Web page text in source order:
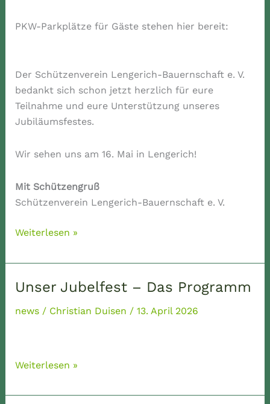
PKW-Parkplätze für Gäste stehen hier bereit:
Der Schützenverein Lengerich-Bauernschaft e. V.
bedankt sich schon jetzt herzlich für eure
Teilnahme und eure Unterstützung unseres
Jubiläumsfestes.
Wir sehen uns am 16. Mai in Lengerich!
Mit Schützengruß
Schützenverein Lengerich-Bauernschaft e. V.
Wichtige
zum
am
16.
Weiterlesen »
Unser Jubelfest – Das Programm
news/ Christian Duisen / 13. April 2026
Unser
–
Weiterlesen »